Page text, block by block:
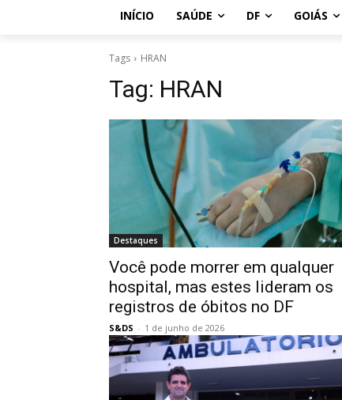
INÍCIO SAÚDE DF GOIÁS
Tags HRAN
Tag: HRAN
Destaques
Você pode morrer em qualquer
hospital, mas estes lideram os
registros de óbitos no DF
S&DS - 1 de junho de 2026